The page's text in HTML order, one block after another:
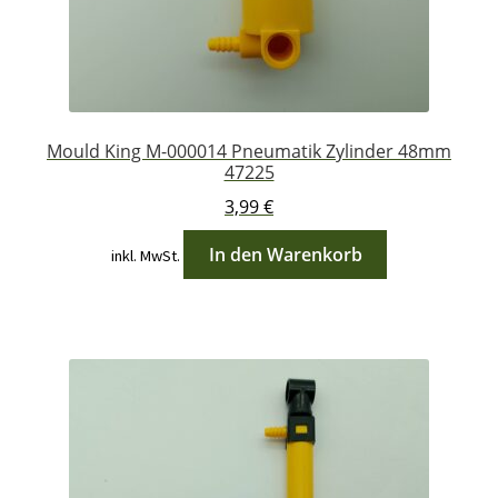
Mould King M-000014 Pneumatik Zylinder 48mm
47225
3,99€
inkl. MwSt. In den Warenkorb